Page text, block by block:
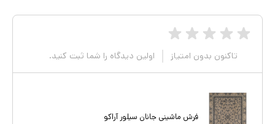
تاکنون بدون امتیاز اولین دیدگاه را شما ثبت کنید.
فرش ماشینی جانان سیلور آراکو